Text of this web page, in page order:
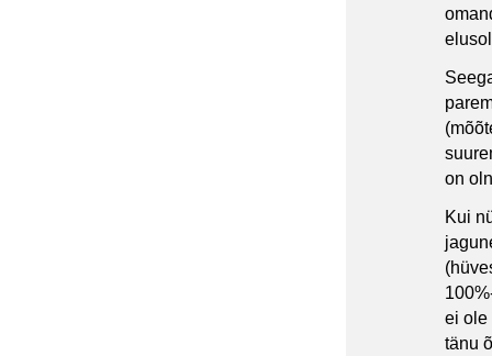
on
Kui
ei ole
tänu